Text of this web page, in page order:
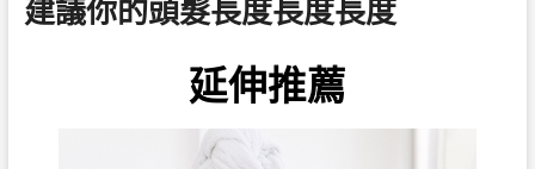
建議你的頭髮長度長度長度
延伸推薦